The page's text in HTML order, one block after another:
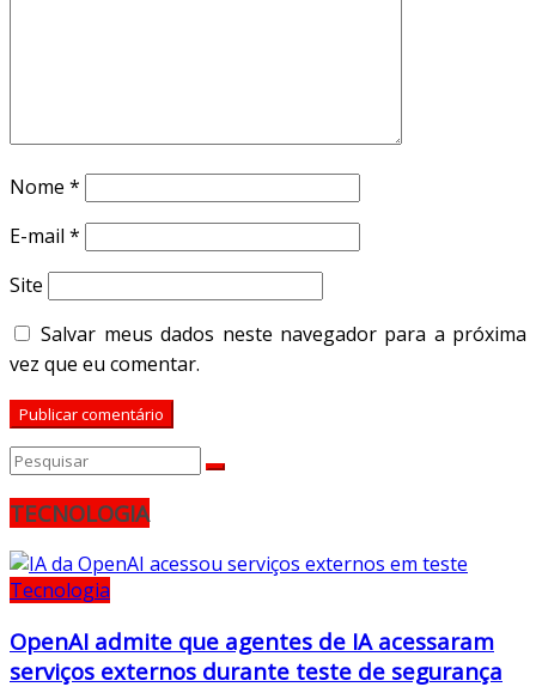
Nome *
E-mail *
Site
Salvar meus dados neste navegador para a próxima
vez que eu comentar.
TECNOLOGIA
Tecnologia
OpenAI admite que agentes de IA acessaram
serviços externos durante teste de segurança